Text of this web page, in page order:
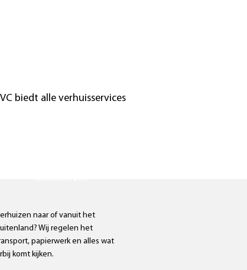
biedt alle verhuisservices
naar of vanuit het
Wij regelen het
papierwerk en alles wat
komt kijken.